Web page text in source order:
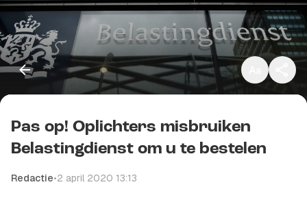
Klein
Standaard
Groot
Kopieer link
Pas op! Oplichters misbruiken
Belastingdienst om u te bestelen
Redactie•2 april 2020 13:13